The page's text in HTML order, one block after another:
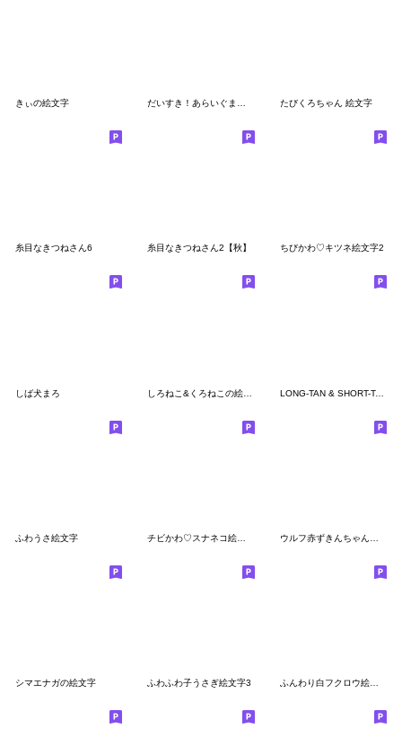
きぃの絵文字 たびくろちゃん 絵文字
糸目なきつねさん6 糸目なきつねさん2【秋】 ちびかわ♡キツネ絵文字2
しば犬まろ LONG-TAN & SHORT-TAN emoji
ふわうさ絵文字
シマエナガの絵文字 ふわふわ子うさぎ絵文字3 ふんわり白フクロウ絵文字